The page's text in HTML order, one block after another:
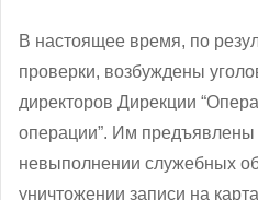
В настоящее время, по
проверки, возбуждены
директоров Дирекции
операции”. Им предъявлены
невыполнении служебных
уничтожении записи на